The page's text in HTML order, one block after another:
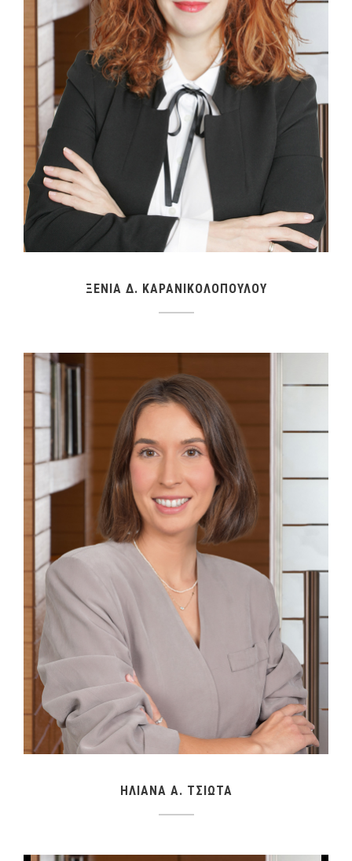
ΞΕΝΙΑ Δ. ΚΑΡΑΝΙΚΟΛΟΠΟΥΛΟΥ
ΗΛΙΑΝΑ A. ΤΣΙΩΤΑ